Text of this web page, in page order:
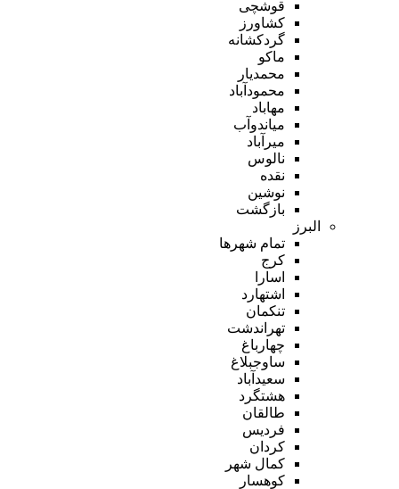
قوشچی
کشاورز
گردکشانه
ماکو
محمدیار
محمودآباد
مهاباد
میاندوآب
میرآباد
نالوس
نقده
نوشین
بازگشت
البرز
تمام شهر‌ها
کرج
اسارا
اشتهارد
تنکمان
تهراندشت
چهارباغ
ساوجبلاغ
سعیدآباد
هشتگرد
طالقان
فردیس
کردان
کمال شهر
کوهسار